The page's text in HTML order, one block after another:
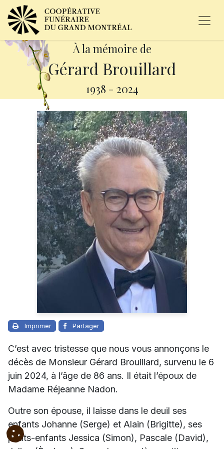
À la mémoire de
Gérard Brouillard
1938 - 2024
Imprimer Partager
C’est avec tristesse que nous vous annonçons le
décès de Monsieur Gérard Brouillard, survenu le 6
juin 2024, à l’âge de 86 ans. Il était l’époux de
Madame Réjeanne Nadon.
Outre son épouse, il laisse dans le deuil ses
enfants Johanne (Serge) et Alain (Brigitte), ses
petits-enfants Jessica (Simon), Pascale (David),